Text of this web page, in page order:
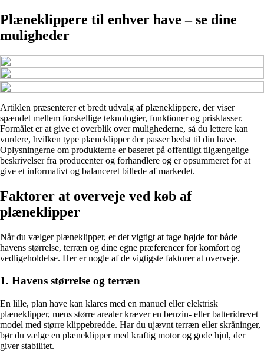
Plæneklippere til enhver have – se dine
muligheder
Artiklen præsenterer et bredt udvalg af plæneklippere, der viser
spændet mellem forskellige teknologier, funktioner og prisklasser.
Formålet er at give et overblik over mulighederne, så du lettere kan
vurdere, hvilken type plæneklipper der passer bedst til din have.
Oplysningerne om produkterne er baseret på offentligt tilgængelige
beskrivelser fra producenter og forhandlere og er opsummeret for at
give et informativt og balanceret billede af markedet.
Faktorer at overveje ved køb af
plæneklipper
Når du vælger plæneklipper, er det vigtigt at tage højde for både
havens størrelse, terræn og dine egne præferencer for komfort og
vedligeholdelse. Her er nogle af de vigtigste faktorer at overveje.
1. Havens størrelse og terræn
En lille, plan have kan klares med en manuel eller elektrisk
plæneklipper, mens større arealer kræver en benzin- eller batteridrevet
model med større klippebredde. Har du ujævnt terræn eller skråninger,
bør du vælge en plæneklipper med kraftig motor og gode hjul, der
giver stabilitet.